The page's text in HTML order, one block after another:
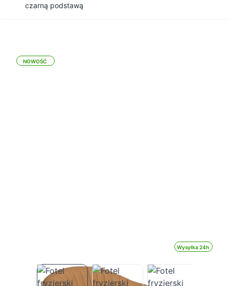
czarną podstawą
Wysyłka 24h
NOWOŚĆ